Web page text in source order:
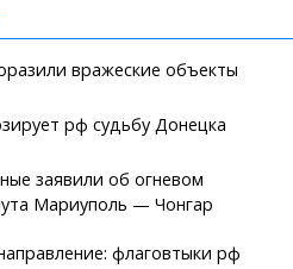
вражеские объекты
рф судьбу Донецка
заявили об огневом
Мариуполь — Чонгар
флаговтыки рф